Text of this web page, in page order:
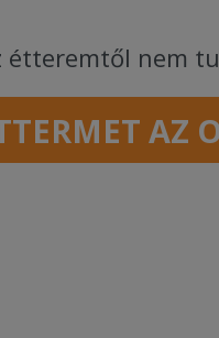
étteremtől nem
AZ